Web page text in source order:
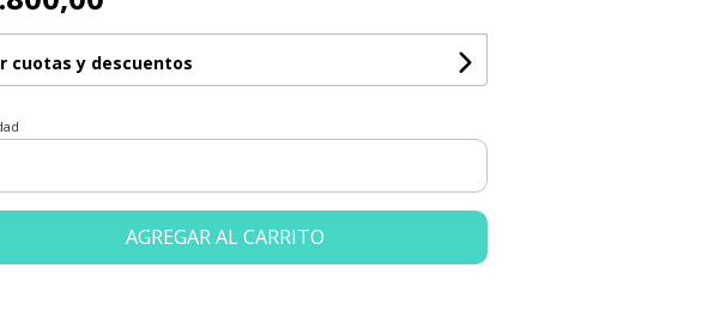
cuotas y descuentos
AGREGAR AL CARRITO